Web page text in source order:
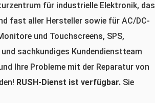
für industrielle Elektronik, das
fast aller Hersteller sowie für AC/DC-
und Touchscreens, SPS,
sachkundiges Kundendienstteam
Ihre Probleme mit der Reparatur von
RUSH-Dienst ist verfügbar. Sie